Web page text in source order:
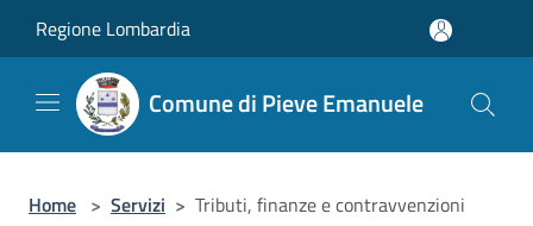
Regione Lombardia
Comune di Pieve Emanuele
Home > Servizi > Tributi, finanze e contravvenzioni